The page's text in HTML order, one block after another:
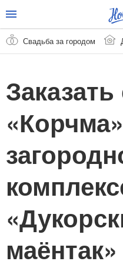
Свадьба за городом
маёнтак»